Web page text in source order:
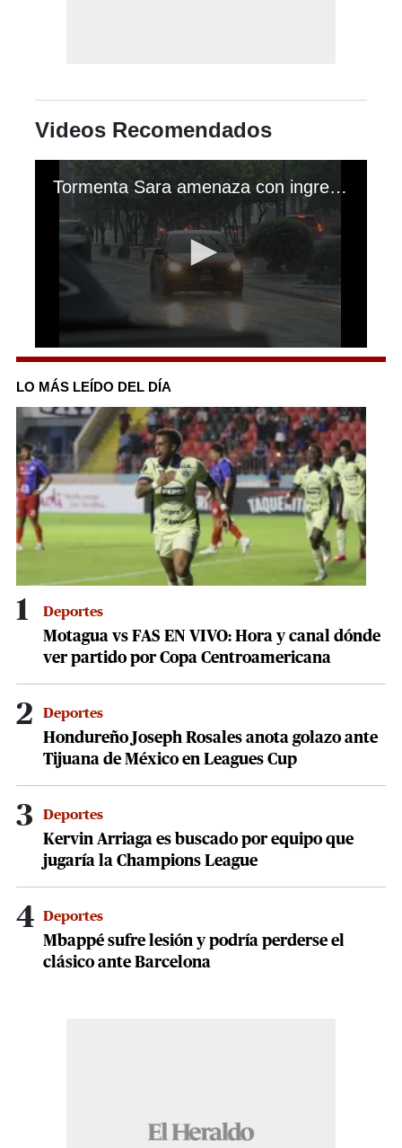
Videos Recomendados
Tormenta Sara amenaza con ingresar a Honduras con fuertes lluvias
0
of
1
minute,
7
seconds
LO MÁS LEÍDO DEL DÍA
1 Deportes
Motagua vs FAS EN VIVO: Hora y canal dónde
ver partido por Copa Centroamericana
2 Deportes
Hondureño Joseph Rosales anota golazo ante
Tijuana de México en Leagues Cup
3 Deportes
Kervin Arriaga es buscado por equipo que
jugaría la Champions League
4 Deportes
Mbappé sufre lesión y podría perderse el
clásico ante Barcelona